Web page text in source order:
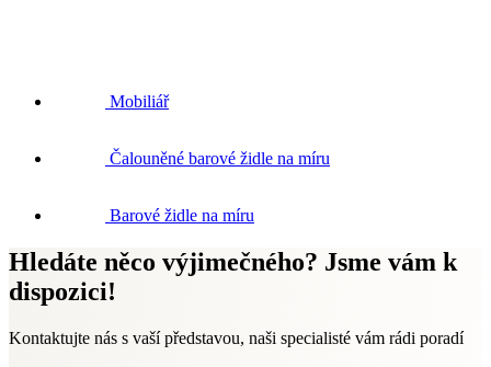
Mobiliář
Čalouněné barové židle na míru
Barové židle na míru
Hledáte něco výjimečného? Jsme vám k
dispozici!
Kontaktujte nás s vaší představou, naši specialisté vám rádi poradí